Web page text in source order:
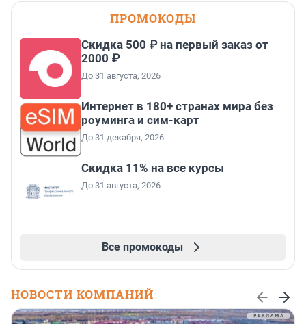
ПРОМОКОДЫ
Скидка 500 ₽ на первый заказ от
2000 ₽
До 31 августа, 2026
Интернет в 180+ странах мира без
роуминга и сим-карт
До 31 декабря, 2026
Скидка 11% на все курсы
До 31 августа, 2026
Все промокоды
НОВОСТИ КОМПАНИЙ